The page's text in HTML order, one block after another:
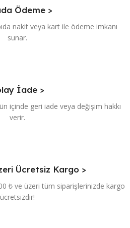
Ödeme >
nakit veya kart ile ödeme imkanı
sunar.
İade >
içinde geri iade veya değişim hakkı
verir.
Ücretsiz Kargo >
₺ ve üzeri tüm siparişlerinizde kargo
ücretsizdir!